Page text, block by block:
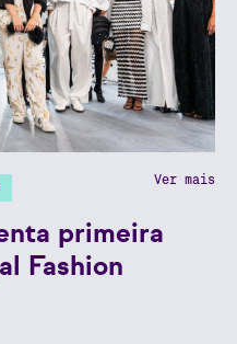
Ver mais
primeira
Fashion